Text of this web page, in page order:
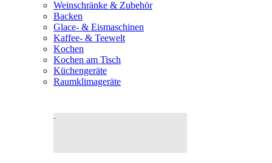
Weinschränke & Zubehör
Backen
Glace- & Eismaschinen
Kaffee- & Teewelt
Kochen
Kochen am Tisch
Küchengeräte
Raumklimageräte